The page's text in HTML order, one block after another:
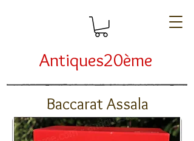
Antiques20ème
Baccarat Assala